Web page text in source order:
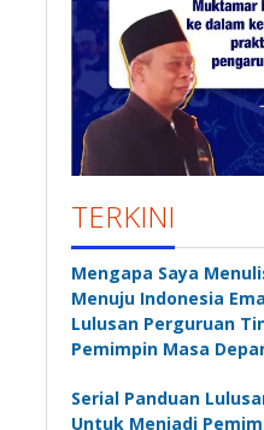
TERKINI
Mengapa Saya
Menuju Indonesia
Lulusan Perguruan
Pemimpin Masa
Serial Panduan
Untuk Menjadi